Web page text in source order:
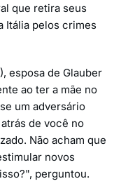
que retira seus
Itália pelos crimes
esposa de Glauber
ao ter a mãe no
um adversário
de você no
Não acham que
novos
perguntou.